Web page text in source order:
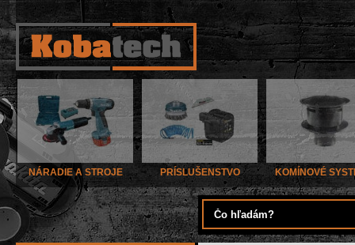
NÁRADIE A STROJE PRÍSLUŠENSTVO KOMÍNOVÉ